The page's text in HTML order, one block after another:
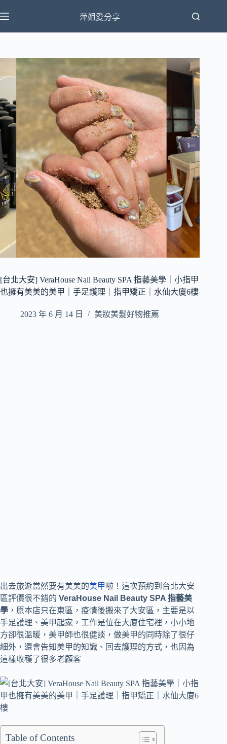
至
主
萍姐愛分享
[台北大安] VeraHouse Nail Beauty SPA 指藝美學｜小指甲
也擁有美美的美甲｜手足護理｜指甲矯正｜水仙大廈6樓
2023 年 6 月 14 日 美妝美髮好物推薦
出去旅遊當然要有美美的美甲啦！這次預約到台北大安
區評價很不錯的 VeraHouse Nail Beauty SPA 指藝美
學 ，原本店只在東區，疫情後搬來了大安區，主要是以
手足護理、美甲起家，工作是位在大廈住宅裡，小小地
方卻很溫暖，美甲師也很健談，做美甲的同時除了很仔
細外，還會告知美甲的知識、回去護理的方式，也因為
這樣收穫了很多老顧客
Table of Contents